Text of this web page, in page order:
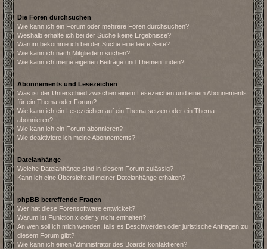
Die Foren durchsuchen
Wie kann ich ein Forum oder mehrere Foren durchsuchen?
Weshalb erhalte ich bei der Suche keine Ergebnisse?
Warum bekomme ich bei der Suche eine leere Seite?
Wie kann ich nach Mitgliedern suchen?
Wie kann ich meine eigenen Beiträge und Themen finden?
Abonnements und Lesezeichen
Was ist der Unterschied zwischen einem Lesezeichen und einem Abonnements
für ein Thema oder Forum?
Wie kann ich ein Lesezeichen auf ein Thema setzen oder ein Thema
abonnieren?
Wie kann ich ein Forum abonnieren?
Wie deaktiviere ich meine Abonnements?
Dateianhänge
Welche Dateianhänge sind in diesem Forum zulässig?
Kann ich eine Übersicht all meiner Dateianhänge erhalten?
phpBB betreffende Fragen
Wer hat diese Forensoftware entwickelt?
Warum ist Funktion x oder y nicht enthalten?
An wen soll ich mich wenden, falls es Beschwerden oder juristische Anfragen zu
diesem Forum gibt?
Wie kann ich einen Administrator des Boards kontaktieren?